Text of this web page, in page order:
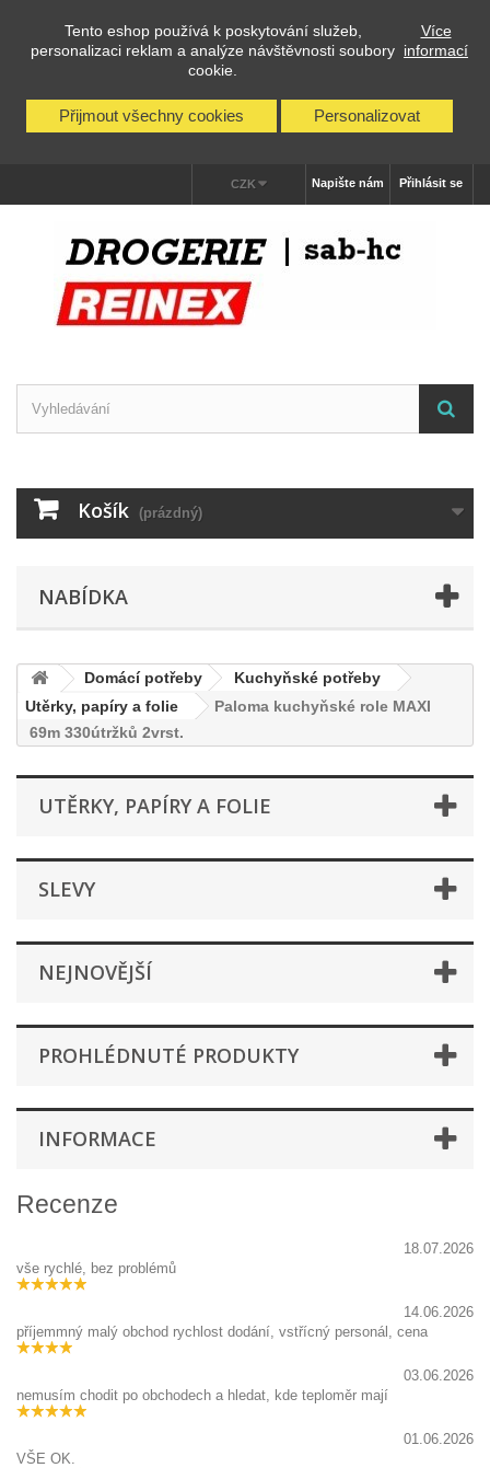
Tento eshop používá k poskytování služeb,
personalizaci reklam a analýze návštěvnosti soubory
cookie.
Více
informací
Přijmout všechny cookies Personalizovat
Přihlásit se
Napište nám
CZK
Košík (prázdný)
NABÍDKA
Domácí potřeby
Kuchyňské potřeby
Utěrky, papíry a folie
Paloma kuchyňské role MAXI
69m 330útržků 2vrst.
UTĚRKY, PAPÍRY A FOLIE
SLEVY
NEJNOVĚJŠÍ
PROHLÉDNUTÉ PRODUKTY
INFORMACE
Recenze
18.07.2026
vše rychlé, bez problémů
14.06.2026
příjemmný malý obchod rychlost dodání, vstřícný personál, cena
03.06.2026
nemusím chodit po obchodech a hledat, kde teploměr mají
01.06.2026
VŠE OK.